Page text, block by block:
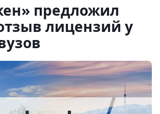
предложил
лицензий у